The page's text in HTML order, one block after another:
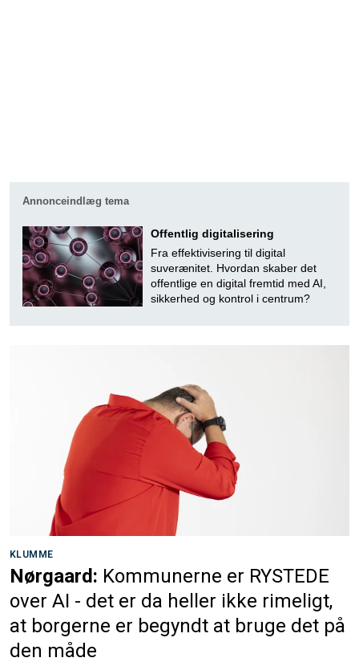
Annonceindlæg tema
Offentlig digitalisering
Fra effektivisering til digital
suverænitet. Hvordan skaber det
offentlige en digital fremtid med AI,
sikkerhed og kontrol i centrum?
KLUMME
Nørgaard: Kommunerne er RYSTEDE
over AI - det er da heller ikke rimeligt,
at borgerne er begyndt at bruge det på
den måde